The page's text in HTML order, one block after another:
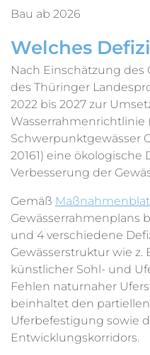
Bau ab 2026
Welches
Nach Einschätzung des
des Thüringer
2022 bis 2027 zur
Wasserrahmenrichtlinie
Schwerpunktgewässer
20161) eine
Verbesserung der
Gemäß
Gewässerrahmenplans
und 4 verschiedene
Gewässerstruktur wie z.
künstlicher Sohl- und
Fehlen naturnaher
beinhaltet den
Uferbefestigung sowie
Entwicklungskorridors.